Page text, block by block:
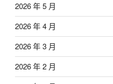
2026 年 5 月
2026 年 4 月
2026 年 3 月
2026 年 2 月